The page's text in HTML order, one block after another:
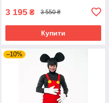
3 195 ₴ 3 550 ₴
Купити
–10%